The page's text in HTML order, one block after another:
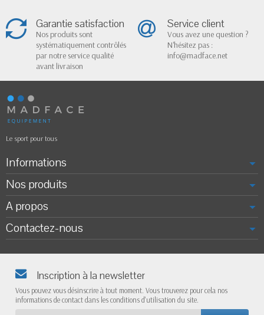
Garantie satisfaction
Nos produits sont
systématiquement contrôlés
par notre service qualité
avant livraison
Service client
Vous avez une question ?
N'hésitez pas :
info@madface.net
Le sport pour tous
Informations
Nos produits
A propos
Contactez-nous
Inscription à la newsletter
Vous pouvez vous désinscrire à tout moment. Vous trouverez pour cela nos
informations de contact dans les conditions d'utilisation du site.